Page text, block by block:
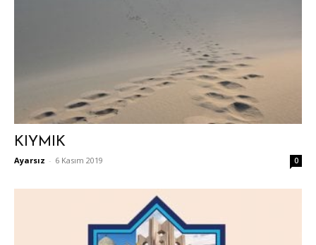
KIYMIK
Ayarsız - 6 Kasım 2019 0